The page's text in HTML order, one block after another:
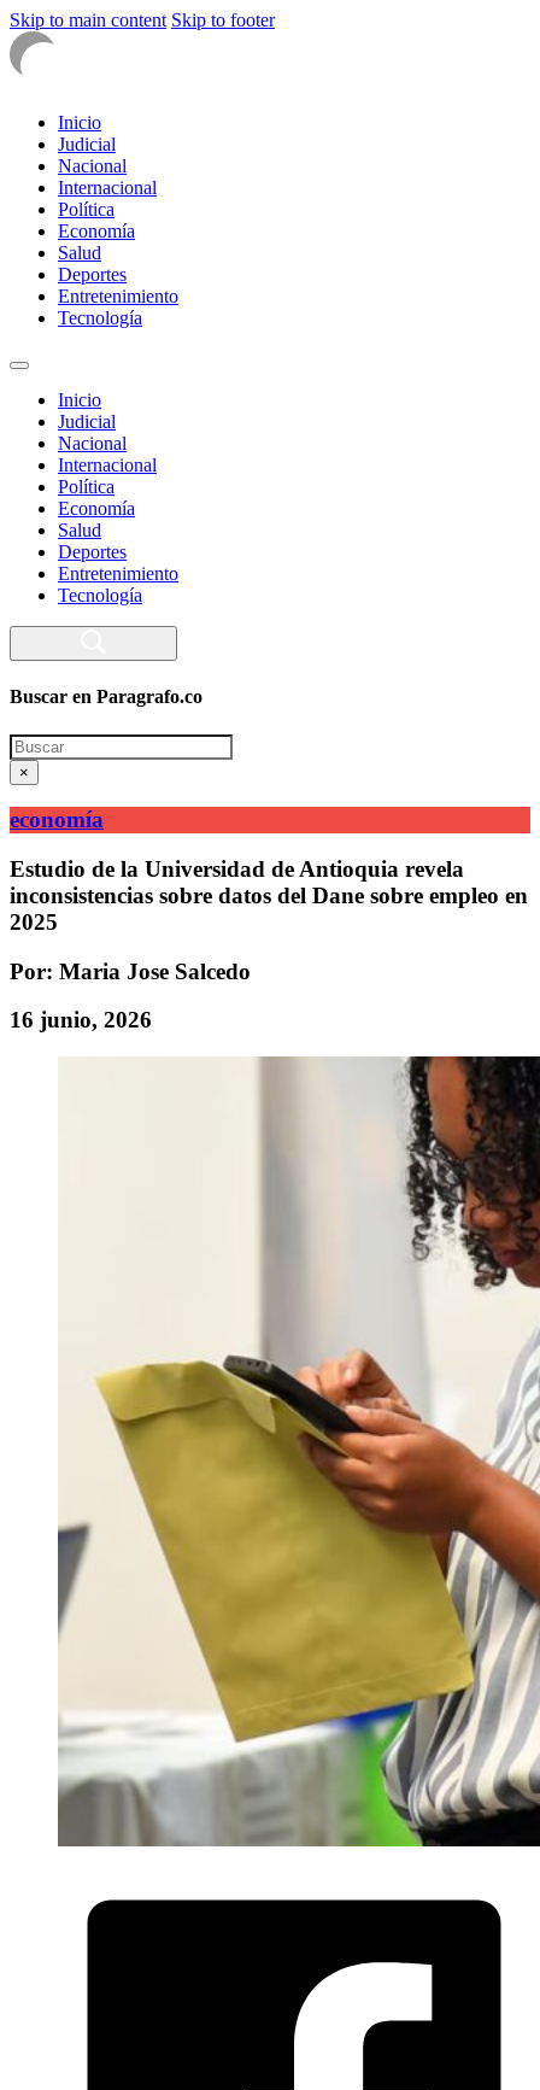
Skip to main content Skip to footer
Inicio
Judicial
Nacional
Internacional
Política
Economía
Salud
Deportes
Entretenimiento
Tecnología
Inicio
Judicial
Nacional
Internacional
Política
Economía
Salud
Deportes
Entretenimiento
Tecnología
Buscar en Paragrafo.co
Search
×
economía
Estudio de la Universidad de Antioquia revela
inconsistencias sobre datos del Dane sobre empleo en
2025
Por: Maria Jose Salcedo
16 junio, 2026